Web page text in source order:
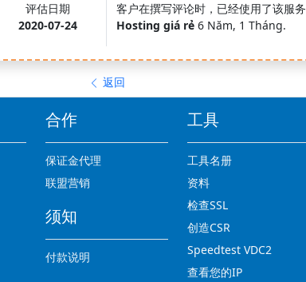
评估日期
2020-07-24
客户在撰写评论时，已经使用了该服务
Hosting giá rẻ6 Năm, 1 Tháng.
返回
合作
保证金代理
联盟营销
须知
付款说明
工具
工具名册
资料
检查SSL
创造CSR
Speedtest VDC2
查看您的IP